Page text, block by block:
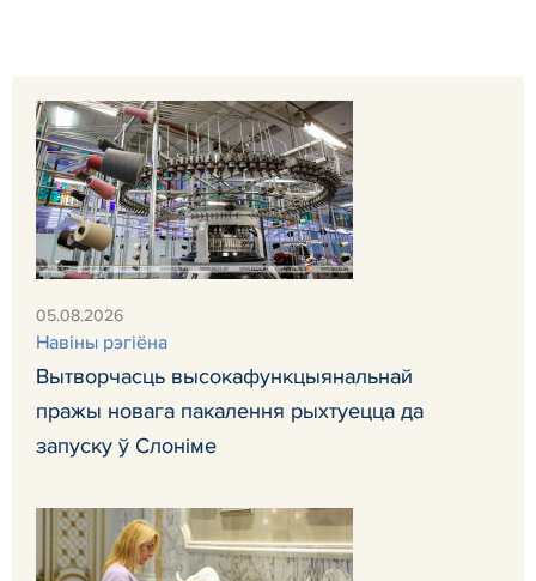
05.08.2026
Навiны рэгiёна
Вытворчасць высокафункцыянальнай
пражы новага пакалення рыхтуецца да
запуску ў Слоніме